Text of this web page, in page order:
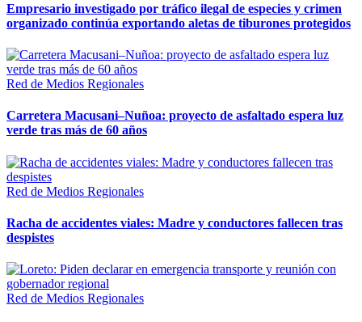
Empresario investigado por tráfico ilegal de especies y crimen
organizado continúa exportando aletas de tiburones protegidos
Red de Medios Regionales
Carretera Macusani–Nuñoa: proyecto de asfaltado espera luz
verde tras más de 60 años
Red de Medios Regionales
Racha de accidentes viales: Madre y conductores fallecen tras
despistes
Red de Medios Regionales